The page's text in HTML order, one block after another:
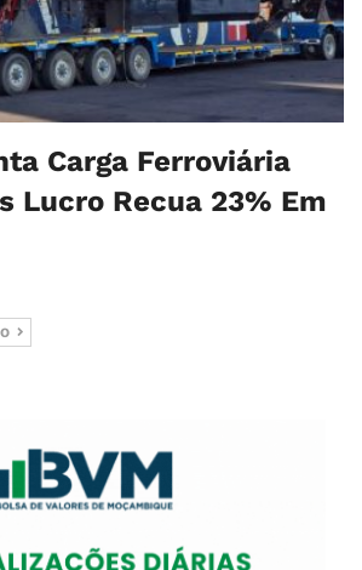
Carga Ferroviária
Lucro Recua 23% Em